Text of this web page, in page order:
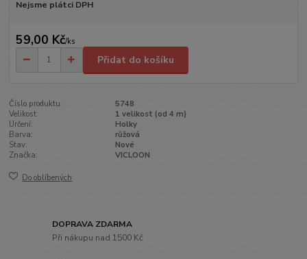
Nejsme plátci DPH
59,00 Kč/ks
Přidat do košíku
Číslo produktu:
5748
Velikost:
1 velikost (od 4 m)
Určení:
Holky
Barva:
růžová
Stav:
Nové
Značka:
VICLOON
Do oblíbených
DOPRAVA ZDARMA
Při nákupu nad 1500 Kč